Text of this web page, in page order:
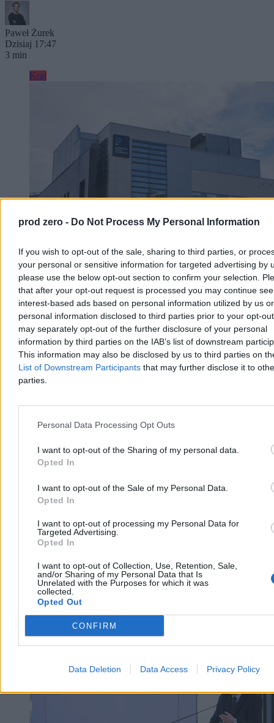
prod zero - Do Not Process My Personal Information
If you wish to opt-out of the sale, sharing to third parties, or
your personal or sensitive information for targeted advertising by
please use the below opt-out section to confirm your selection.
that after your opt-out request is processed you may continue
interest-based ads based on personal information utilized by us or
personal information disclosed to third parties prior to your opt-
may separately opt-out of the further disclosure of your personal
information by third parties on the IAB’s list of downstream
This information may also be disclosed by us to third parties on
List of Downstream Participants that may further disclose it to
parties.
Personal Data Processing Opt Outs
I want to opt-out of the Sharing of my personal data.
Opted In
I want to opt-out of the Sale of my Personal Data.
Opted In
I want to opt-out of processing my Personal Data for
Targeted Advertising.
Opted In
I want to opt-out of Collection, Use, Retention, Sale,
and/or Sharing of my Personal Data that Is
Unrelated with the Purposes for which it was
collected.
Opted Out
CONFIRM
Data Deletion Data Access Privacy Policy
Paweł Żurek
Dzisiaj 17:47
3 min
Kraj
Afera w Szpitalu Południowym to wierzchołek
góry lodowej. „A góra może być całkiem spora”
Rafał Trzaskowski ogłosił szokujące wyniki audytu w Szpitalu
Południowym. Prezydent Warszawy potwierdził tym samym
znaczną część ustaleń Zero.pl. – Wiele poszlak wskazuje na to, że to
tylko wierzchołek góry lodowej – mówi nam dr hab. Dawid
Sześciło.
Dzisiaj 17:22
Reklama
Kraj